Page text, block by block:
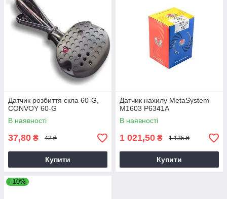
Датчик розбиття скла 60-G,
CONVOY 60-G
В наявності
37,80 ₴ 42 ₴
Купити
Датчик нахилу MetaSystem
M1603 P6341A
В наявності
1 021,50 ₴ 1 135 ₴
Купити
–10%